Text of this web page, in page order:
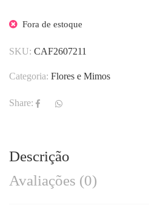
Fora de estoque
SKU: CAF2607211
Categoria: Flores e Mimos
Share:
Descrição
Avaliações (0)